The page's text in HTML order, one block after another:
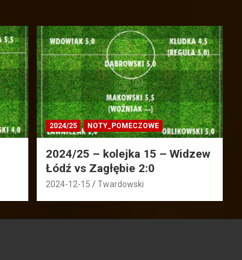
2024/25 NOTY_POMECZOWE
2024/25 – kolejka 15 – Widzew
Łódź vs Zagłębie 2:0
2024-12-15 Twardowski